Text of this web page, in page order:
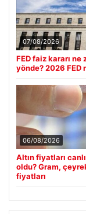
07/08/2026
FED faiz kararı
yönde? 2026 FED
06/08/2026
Altın fiyatları
oldu? Gram,
fiyatları